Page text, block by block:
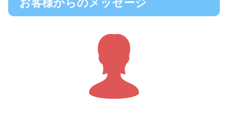
お客様からのメッセージ